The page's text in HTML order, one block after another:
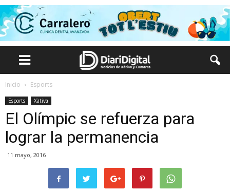
Inicio Esports
Esports Xàtiva
El Olímpic se refuerza para
lograr la permanencia
11 mayo, 2016